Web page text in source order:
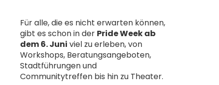
Für alle, die es nicht erwarten können,
gibt es schon in der Pride Week ab
dem 6. Juni viel zu erleben, von
Workshops, Beratungsangeboten,
Stadtführungen und
Communitytreffen bis hin zu Theater.